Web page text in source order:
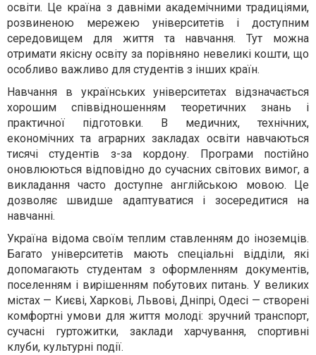
освіти. Це країна з давніми академічними традиціями,
розвиненою мережею університетів і доступним
середовищем для життя та навчання. Тут можна
отримати якісну освіту за порівняно невеликі кошти, що
особливо важливо для студентів з інших країн.
Навчання в українських університетах відзначається
хорошим співвідношенням теоретичних знань і
практичної підготовки. В медичних, технічних,
економічних та аграрних закладах освіти навчаються
тисячі студентів з-за кордону. Програми постійно
оновлюються відповідно до сучасних світових вимог, а
викладання часто доступне англійською мовою. Це
дозволяє швидше адаптуватися і зосередитися на
навчанні.
Україна відома своїм теплим ставленням до іноземців.
Багато університетів мають спеціальні відділи, які
допомагають студентам з оформленням документів,
поселенням і вирішенням побутових питань. У великих
містах — Києві, Харкові, Львові, Дніпрі, Одесі — створені
комфортні умови для життя молоді: зручний транспорт,
сучасні гуртожитки, заклади харчування, спортивні
клуби, культурні події.